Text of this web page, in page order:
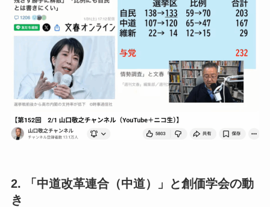
2. 「中道改革連合（中道）」と創価学会の動
き